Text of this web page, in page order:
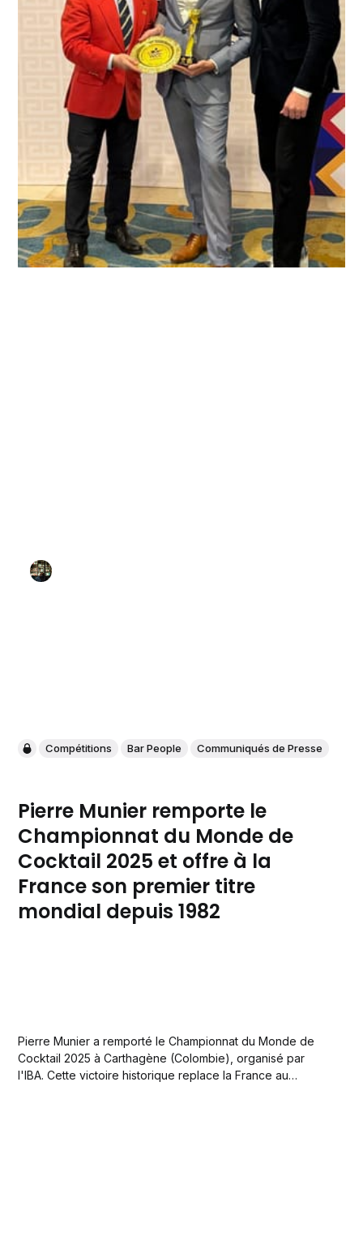
Compétitions Bar People Communiqués de Presse
Pierre Munier remporte le
Championnat du Monde de
Cocktail 2025 et offre à la
France son premier titre
mondial depuis 1982
Pierre Munier a remporté le Championnat du Monde de
Cocktail 2025 à Carthagène (Colombie), organisé par
l'IBA. Cette victoire historique replace la France au